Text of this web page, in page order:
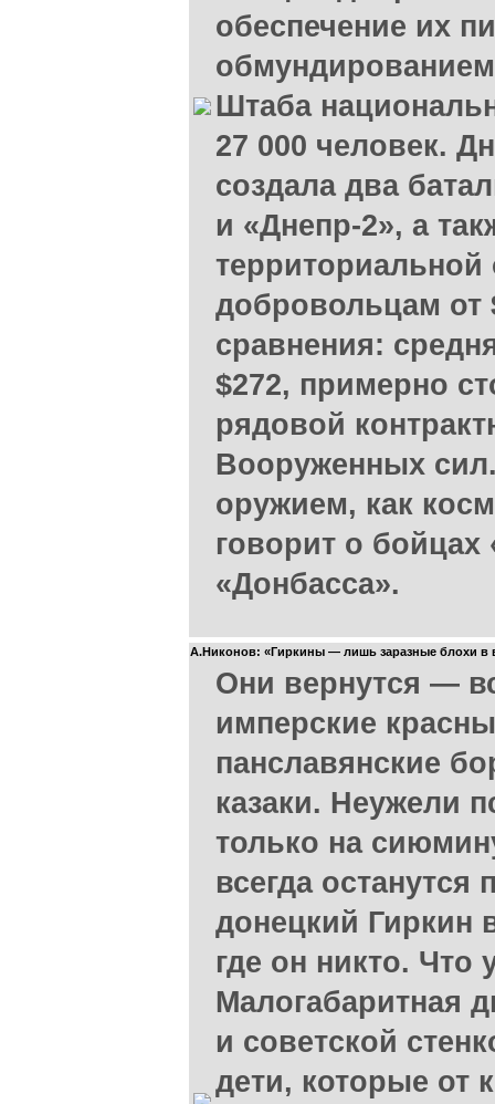
обеспечение их
Штаба
27 000 человек.
создала два
и «Днепр-2», а
добровольцам от
сравнения:
$272, примерно
рядовой
Вооруженных
оружием, как
говорит о
«Донбасса».
А.Никонов: «Гиркины — лишь заразные блохи в
Они вернутся —
имперские
панславянские
казаки. Неужели
только на
всегда
донецкий Гиркин
где он никто. Что
Малогабаритная
и советской
дети, которые от